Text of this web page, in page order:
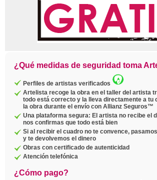
¿Qué medidas de seguridad toma
Perfiles de artistas verificados
Artelista recoge la obra en el taller del artista
todo está correcto y la lleva directamente a tu
la obra durante el envío con Allianz Seguros™
Una plataforma segura: El artista no recibe el
nos confirmas que todo está bien
Si al recibir el cuadro no te convence,
y te devolvemos el dinero
Obras con certificado de autenticidad
Atención telefónica
¿Cómo pago?